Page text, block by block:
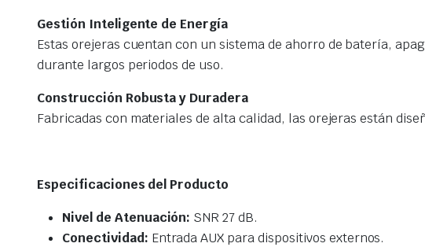
Gestión Inteligente de Energía
Estas orejeras cuentan con un sistema de ahorro de batería,
durante largos periodos de uso.
Construcción Robusta y Duradera
Fabricadas con materiales de alta calidad, las orejeras están
Especificaciones del Producto
Nivel de Atenuación: SNR 27 dB.
Conectividad: Entrada AUX para dispositivos externos.